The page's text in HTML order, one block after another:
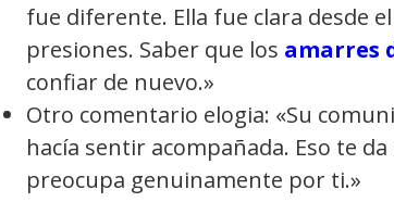
fue diferente. Ella fue clara desde
presiones. Saber que los amarres
confiar de nuevo.»
Otro comentario elogia: «Su
hacía sentir acompañada. Eso te
preocupa genuinamente por ti.»